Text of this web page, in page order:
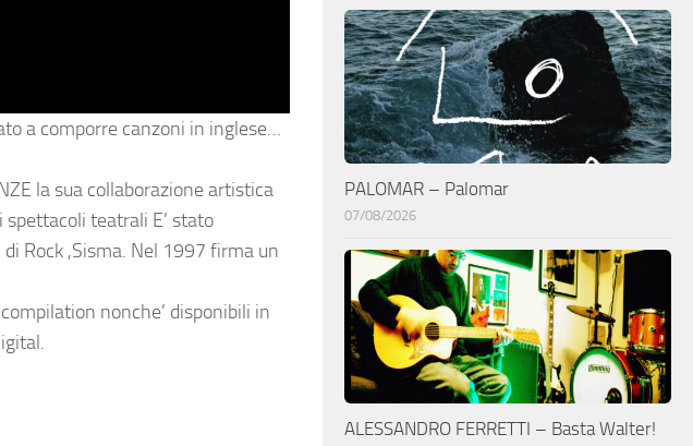
a comporre canzoni in inglese…
la sua collaborazione artistica
spettacoli teatrali E’ stato
Rock ,Sisma. Nel 1997 firma un
nonche’ disponibili in
PALOMAR – Palomar
07/08/2026
ALESSANDRO FERRETTI – Basta Walter!